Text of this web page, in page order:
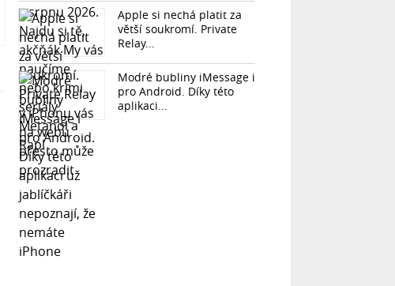
Apple si nechá platit za
větší soukromí. Private
Relay...
Modré bubliny iMessage i
pro Android. Díky této
aplikaci...